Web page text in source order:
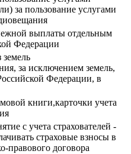
за пользование услугами
выплаты отдельным
Федерации
земель
за исключением земель,
Федерации, в
книги,карточки учета
с учета страхователей -
страховые взносы в
правового договора